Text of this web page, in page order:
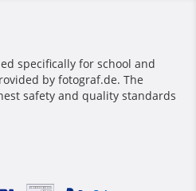
specifically for school and
by fotograf.de. The
safety and quality standards